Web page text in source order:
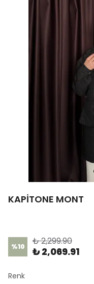
KAPİTONE MONT
%10 ₺ 2,299.90
₺ 2,069.91
Renk